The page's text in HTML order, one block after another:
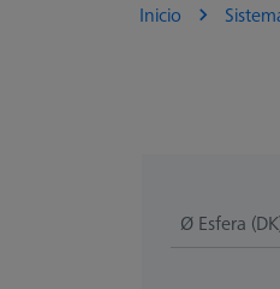
Inicio
Ø Esfera